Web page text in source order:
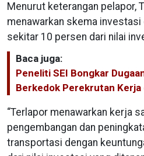
Menurut keterangan pelapor,
menawarkan skema investasi
sekitar 10 persen dari nilai
Baca juga:
Peneliti SEI Bongkar
Berkedok Perekrutan Kerja
“Terlapor menawarkan kerja
pengembangan dan
transportasi dengan